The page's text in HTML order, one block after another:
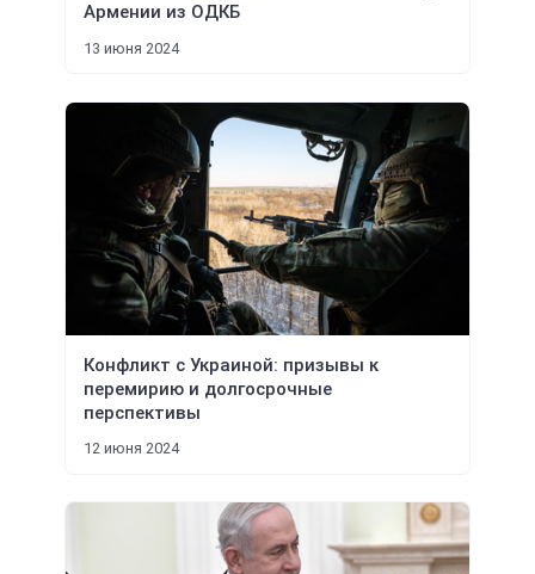
Армении из ОДКБ
13 июня 2024
Конфликт с Украиной: призывы к
перемирию и долгосрочные
перспективы
12 июня 2024